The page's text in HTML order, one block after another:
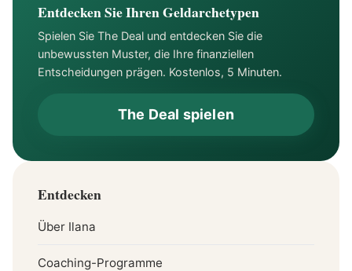
Entdecken Sie Ihren Geldarchetypen
Spielen Sie The Deal und entdecken Sie die
unbewussten Muster, die Ihre finanziellen
Entscheidungen prägen. Kostenlos, 5 Minuten.
The Deal spielen
Entdecken
Über Ilana
Coaching-Programme